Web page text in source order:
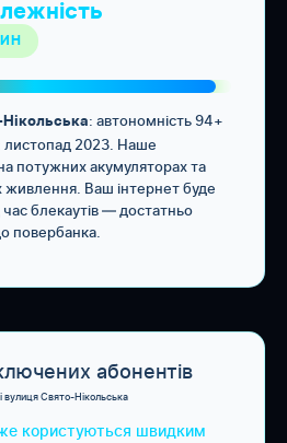
: автономність 94+
листопад 2023. Наше
потужних акумуляторах та
Ваш інтернет буде
час блекаутів — достатньо
повербанка.
абонентів
вулиця Свято-Нікольська
користуються швидким